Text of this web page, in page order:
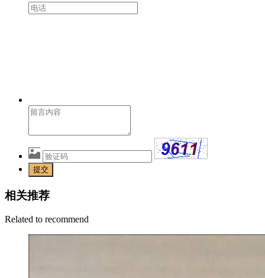
提交
相关推荐
Related to recommend